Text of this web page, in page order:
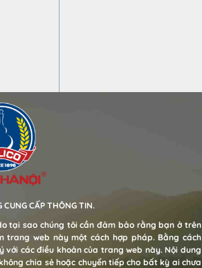
là
của
lên
CUNG CẤP THÔNG TIN.
tại sao chúng tôi cần đảm bảo rằng bạn ở trên
trang web này một cách hợp pháp. Bằng cách
với các điều khoản của trang web này. Nội dung
chia sẻ hoặc chuyển tiếp cho bất kỳ ai chưa